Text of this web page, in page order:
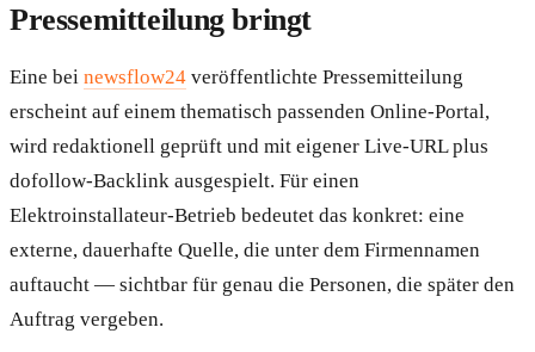
Pressemitteilung bringt
Eine bei newsflow24 veröffentlichte Pressemitteilung
erscheint auf einem thematisch passenden Online-Portal,
wird redaktionell geprüft und mit eigener Live-URL plus
dofollow-Backlink ausgespielt. Für einen
Elektroinstallateur-Betrieb bedeutet das konkret: eine
externe, dauerhafte Quelle, die unter dem Firmennamen
auftaucht — sichtbar für genau die Personen, die später den
Auftrag vergeben.